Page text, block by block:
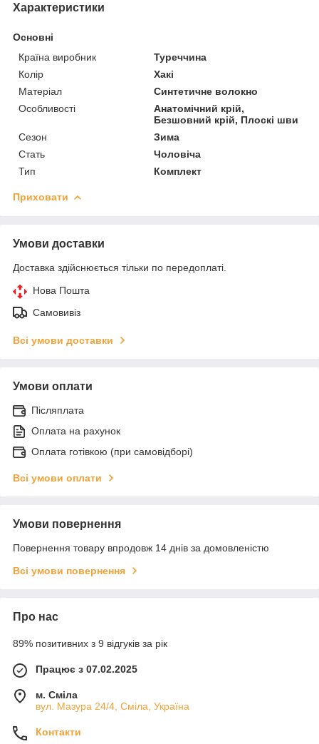
Характеристики
Основні
Країна виробник
Туреччина
Колір
Хакі
Матеріал
Синтетичне волокно
Особливості
Анатомічний крій,
Безшовний крій, Плоскі шви
Сезон
Зима
Стать
Чоловіча
Тип
Комплект
Приховати
Умови доставки
Доставка здійснюється тільки по передоплаті.
Нова Пошта
Самовивіз
Всі умови доставки
Умови оплати
Післяплата
Оплата на рахунок
Оплата готівкою (при самовідборі)
Всі умови оплати
Умови повернення
Повернення товару впродовж 14 днів за домовленістю
Всі умови повернення
Про нас
89% позитивних з 9 відгуків за рік
Працює з 07.02.2025
м. Сміла
вул. Мазура 24/4, Сміла, Україна
Контакти